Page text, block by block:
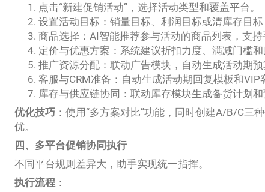
点击“新建促销活动”，选择活动类型和覆盖平台。
设置活动目标：销量目标、利润目标或清库存目标
商品选择：AI智能推荐参与活动的商品列表，支持
定价与优惠方案：系统建议折扣力度、满减门槛
推广资源分配：联动广告模块，自动生成活动期预
客服与CRM准备：自动生成活动期回复模板和VIP
库存与供应链协同：联动库存模块生成备货计划和
优化技巧 ：使用“多方案对比”功能，同时创建A/B/C三
优。
四、多平台促销协同执行
不同平台规则差异大，助手实现统一指挥。
执行流程 ：